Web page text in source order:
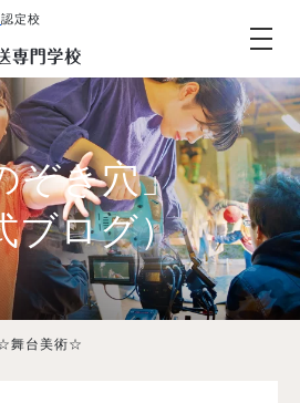
認定校
ム
ぞき穴」
ブログ）
舞台美術☆